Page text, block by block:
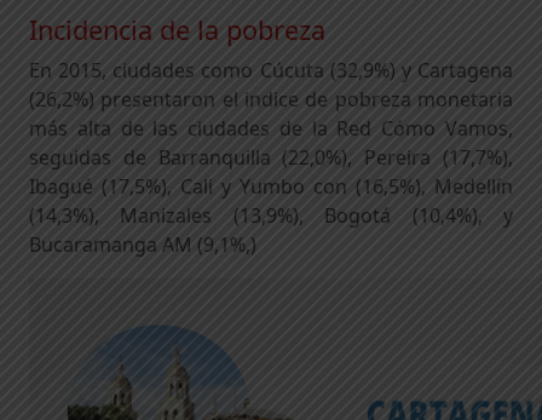
Incidencia de la pobreza
En 2015, ciudades como Cúcuta (32,9%) y Cartagena
(26,2%) presentaron el indice de pobreza monetaria
más alta de las ciudades de la Red Cómo Vamos,
seguidas de Barranquilla (22,0%), Pereira (17,7%),
Ibagué (17,5%), Cali y Yumbo con (16,5%), Medellín
(14,3%), Manizales (13,9%), Bogotá (10,4%), y
Bucaramanga AM (9,1%,)